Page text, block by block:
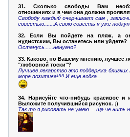
31. Сколько свободы Вам
отношениях и в чем она должна
Свободу каждый очерчивает сам ,
совестью.......А свою совесть я уже
32. Если Вы пойдете на пляж, а он
нудистским, Вы останетесь или уйдете?
Останусь......ненуачо?
33. Каково, по Вашему мнению, лучшее
"любовной тоски"?
Лучшее лекарство это поддержка
море позитива!!!!! И еще водка...
34. Нарисуйте что-нибудь красивое и
Выложите получившийся рисунок. ;)
Так то я рисовать не умею.....ща че нить